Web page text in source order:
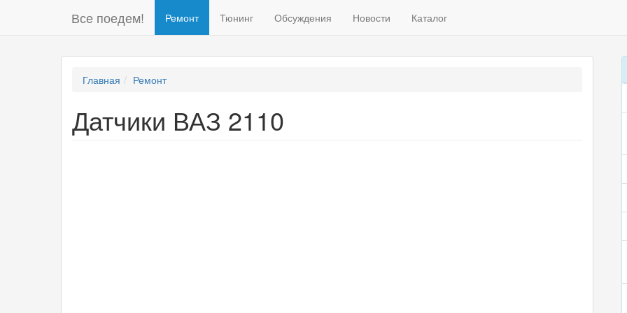
Все поедем! Ремонт Тюнинг Обсуждения Новости Каталог
Главная Ремонт
Датчики ВАЗ 2110